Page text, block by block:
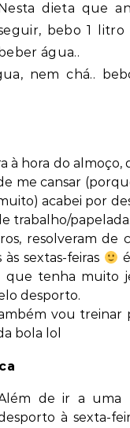
Nesta dieta que
bebo 1 litro
beber água..
nem chá..
à hora do almoço,
me cansar
acabei por
trabalho/papelada.
resolveram de
sextas-feiras
que tenha muito
desporto.
vou treinar
bola lol
de ir a uma
à sexta-